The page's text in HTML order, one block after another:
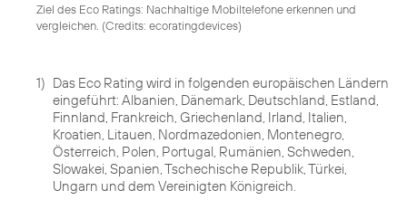
Ziel des Eco Ratings: Nachhaltige Mobiltelefone erkennen und
vergleichen. (Credits: ecoratingdevices)
1) Das Eco Rating wird in folgenden europäischen Ländern
eingeführt: Albanien, Dänemark, Deutschland, Estland,
Finnland, Frankreich, Griechenland, Irland, Italien,
Kroatien, Litauen, Nordmazedonien, Montenegro,
Österreich, Polen, Portugal, Rumänien, Schweden,
Slowakei, Spanien, Tschechische Republik, Türkei,
Ungarn und dem Vereinigten Königreich.